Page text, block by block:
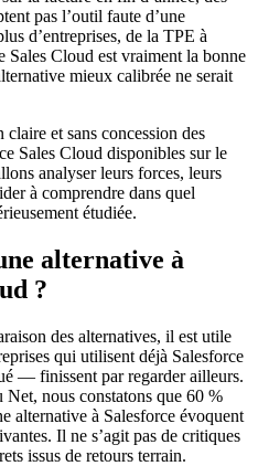
pas l’outil faute d’une
d’entreprises, de la TPE à
Sales Cloud est vraiment la bonne
mieux calibrée ne serait
et sans concession des
Sales Cloud disponibles sur le
analyser leurs forces, leurs
à comprendre dans quel
étudiée.
alternative à
?
des alternatives, il est utile
qui utilisent déjà Salesforce
— finissent par regarder ailleurs.
nous constatons que 60 %
alternative à Salesforce évoquent
Il ne s’agit pas de critiques
issus de retours terrain.